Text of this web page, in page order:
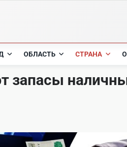
ОБЛАСТЬ СТРАНА
запасы